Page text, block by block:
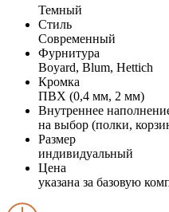
Темный
Стиль
Современный
Фурнитура
Boyard, Blum, Hettich
Кромка
ПВХ (0,4 мм, 2 мм)
Внутреннее
на выбор (полки,
Размер
индивидуальный
Цена
указана за базовую